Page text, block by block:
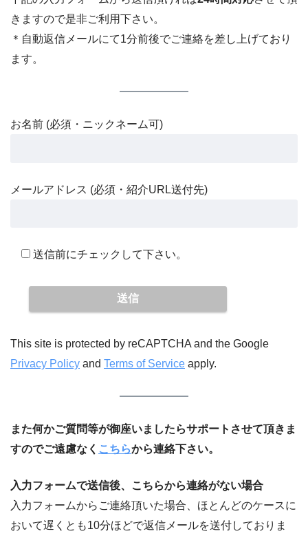
きますので是非ご利用下さい。
＊自動返信メールにて1分前後でご連絡を差し上げており
ます。
お名前 (必須・ニックネーム可)
メールアドレス (必須・紹介URL送付先)
送信前にチェックして下さい。
This site is protected by reCAPTCHA and the Google
Privacy Policy and Terms of Service apply.
また何かご質問等が御座いましたらサポートさせて頂きま
すのでご遠慮なく こちらから連絡下さい。
入力フォームで送信後、こちらから連絡がない場合
入力フォームからご連絡頂いた場合、ほとんどのケースに
おいて遅くとも10分ほどで返信メールを送付しておりま